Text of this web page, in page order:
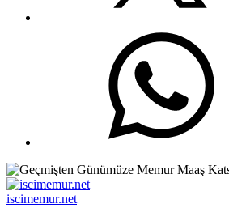
iscimemur.net